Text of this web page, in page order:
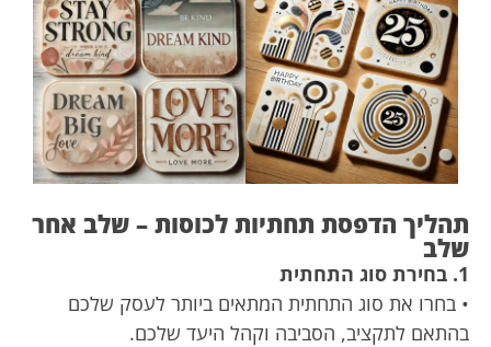
תהליך הדפסת תחתיות לכוסות – שלב אחר
שלב
1. בחירת סוג התחתית
• בחרו את סוג התחתית המתאים ביותר לעסק שלכם
בהתאם לתקציב, הסביבה וקהל היעד שלכם.